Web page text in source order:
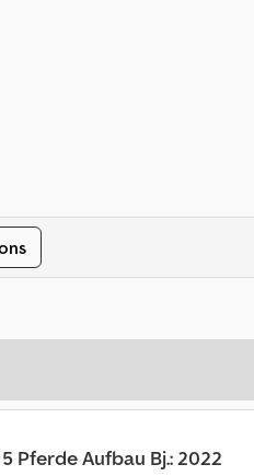
Pferde Aufbau Bj.: 2022